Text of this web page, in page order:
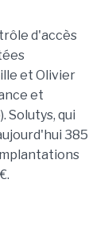
d'accès
et Olivier
et
Solutys, qui
385